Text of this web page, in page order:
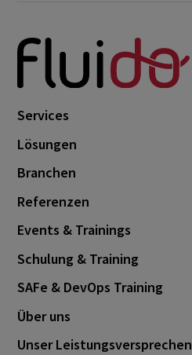
Services
Lösungen
Branchen
Referenzen
Events & Trainings
Schulung & Training
SAFe & DevOps Training
Über uns
Unser Leistungsversprechen